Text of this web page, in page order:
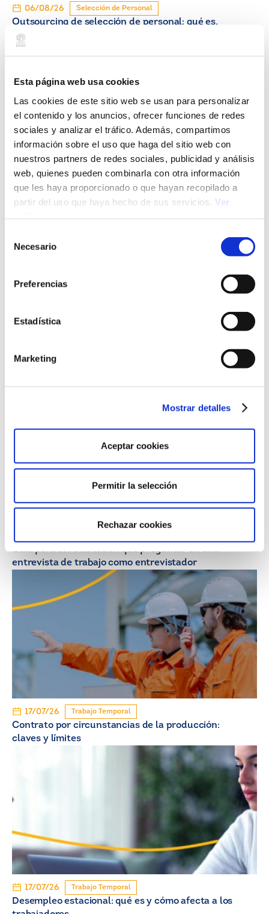
Esta página web usa cookies
Las cookies de este sitio web se usan para personalizar
el contenido y los anuncios, ofrecer funciones de redes
sociales y analizar el tráfico. Además, compartimos
información sobre el uso que haga del sitio web con
nuestros partners de redes sociales, publicidad y análisis
web, quienes pueden combinarla con otra información
que les haya proporcionado o que hayan recopilado a
partir del uso que haya hecho de sus servicios. Ver
Necesario
Preferencias
Estadística
Marketing
Mostrar detalles
Aceptar cookies
Permitir la selección
Rechazar cookies
06/08/26 Selección de Personal
Outsourcing de selección de personal: qué es,
cómo funciona y cuándo contratarlo
29/07/26 Selección de Personal
Proceso de selección de personal: qué es, etapas y
28/07/26
ahora renuncian a ser jefes?
Guía para el reclutador: qué preguntar en una
entrevista de trabajo como entrevistador
17/07/26 Trabajo Temporal
Contrato por circunstancias de la producción:
claves y límites
17/07/26 Trabajo Temporal
Desempleo estacional: qué es y cómo afecta a los